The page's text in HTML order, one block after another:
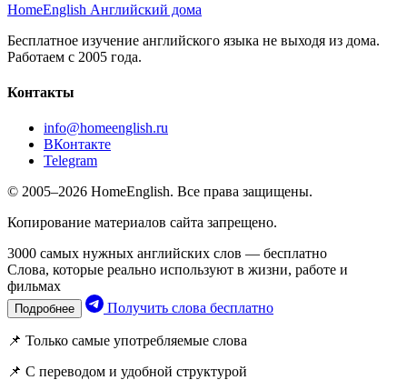
HomeEnglish Английский дома
Бесплатное изучение английского языка не выходя из дома.
Работаем с 2005 года.
Контакты
info@homeenglish.ru
ВКонтакте
Telegram
© 2005–2026 HomeEnglish. Все права защищены.
Копирование материалов сайта запрещено.
3000 самых нужных английских слов — бесплатно
Слова, которые реально используют в жизни, работе и
фильмах
Подробнее Получить слова бесплатно
📌 Только самые употребляемые слова
📌 С переводом и удобной структурой